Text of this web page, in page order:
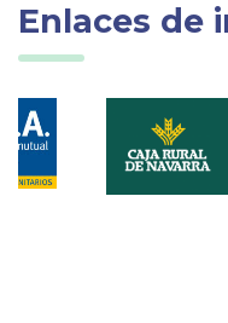
§ Según la
Oncología
(Redecan) se
incidencia de
supere los
§ La Sociedad
Enlaces de